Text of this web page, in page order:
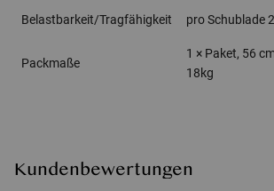
Belastbarkeit/Tragfähigkeit pro Schublade
Packmaße
1 × Paket, 56
18kg
Kundenbewertungen